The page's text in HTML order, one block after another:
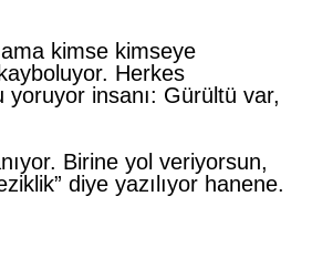
kimse kimseye
Herkes
insanı: Gürültü var,
Birine yol veriyorsun,
diye yazılıyor hanene.